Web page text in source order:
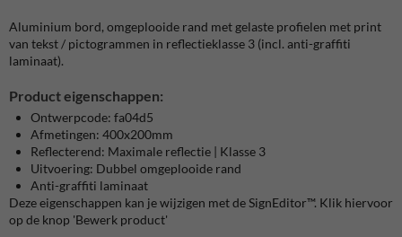
Aluminium bord, omgeplooide rand met gelaste profielen met print
van tekst / pictogrammen in reflectieklasse 3 (incl. anti-graffiti
laminaat).
Product eigenschappen:
Ontwerpcode: fa04d5
Afmetingen: 400x200mm
Reflecterend: Maximale reflectie | Klasse 3
Uitvoering: Dubbel omgeplooide rand
Anti-graffiti laminaat
Deze eigenschappen kan je wijzigen met de SignEditor™. Klik hiervoor
op de knop 'Bewerk product'